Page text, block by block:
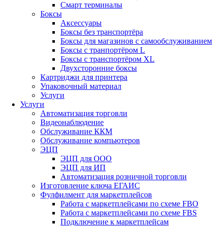
Смарт терминалы
Боксы
Аксессуары
Боксы без транспортёра
Боксы для магазинов с самообслуживанием
Боксы с транпортёром L
Боксы с транспортёром XL
Двухсторонние боксы
Картриджи для принтера
Упаковочный материал
Услуги
Услуги
Автоматизация торговли
Видеонаблюдение
Обслуживание ККМ
Обслуживание компьютеров
ЭЦП
ЭЦП для ООО
ЭЦП для ИП
Автоматизация розничной торговли
Изготовление ключа ЕГАИС
Фулфилмент для маркетплейсов
Работа с маркетплейсами по схеме FBO
Работа с маркетплейсами по схеме FBS
Подключение к маркетплейсам